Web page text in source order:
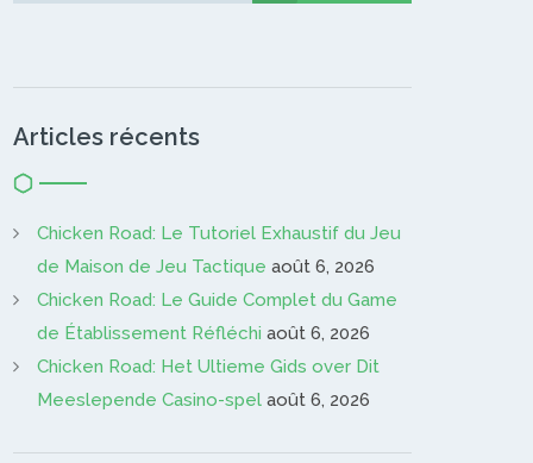
Articles récents
Chicken Road: Le Tutoriel Exhaustif du Jeu
de Maison de Jeu Tactique août 6, 2026
Chicken Road: Le Guide Complet du Game
de Établissement Réfléchi août 6, 2026
Chicken Road: Het Ultieme Gids over Dit
Meeslepende Casino-spel août 6, 2026